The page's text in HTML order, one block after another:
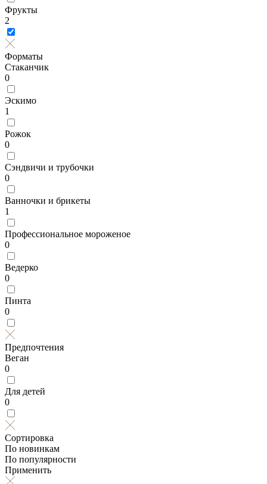
Фрукты
2
Форматы
Стаканчик
0
Эскимо
1
Рожок
0
Сэндвичи и трубочки
0
Ванночки и брикеты
1
Профессиональное мороженое
0
Ведерко
0
Пинта
0
Предпочтения
Веган
0
Для детей
0
Сортировка
По новинкам
По популярности
Применить